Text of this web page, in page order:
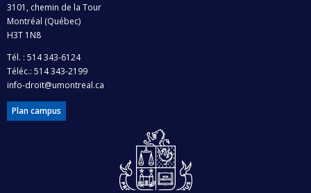
3101, chemin de la Tour
Montréal (Québec)
H3T 1N8
Tél. : 514 343-6124
Téléc.: 514 343-2199
info-droit@umontreal.ca
Plan campus